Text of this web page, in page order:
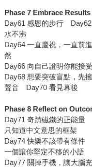
Phase 7 Embrace Results
Day61 感恩的步行
水不沸
Day64 一直慶祝，一直前
然
Day66 向自己證明你能接
Day68 想要突破盲點，先
聲音 Day70 看見幕後
Phase 8 Reflect on
Day71 奇蹟磁鐵的正能
只知道中文意思的框架
Day74 快樂不該帶有條
一個讓你堅定不移的小語
Day77 關掉手機，讓大